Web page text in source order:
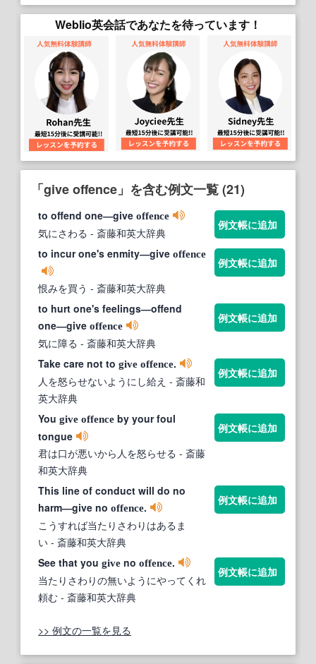
Weblio英会話であなたを待っています！
「give offence」を含む例文一覧 (21)
to offend one―give offence
気にさわる - 斎藤和英大辞典
例文帳に追加
to incur one's enmity―give offence
恨みを買う - 斎藤和英大辞典
例文帳に追加
to hurt one's feelings―offend
one―give offence
気に障る - 斎藤和英大辞典
例文帳に追加
Take care not to give offence.
人を怒らせないようにし給え - 斎藤和
英大辞典
例文帳に追加
You give offence by your foul
tongue
君は口が悪いから人を怒らせる - 斎藤
和英大辞典
例文帳に追加
This line of conduct will do no
harm―give no offence.
こうすれば当たりさわりはあるま
い - 斎藤和英大辞典
例文帳に追加
See that you give no offence.
当たりさわりの無いようにやってくれ
頼む - 斎藤和英大辞典
例文帳に追加
>> 例文の一覧を見る